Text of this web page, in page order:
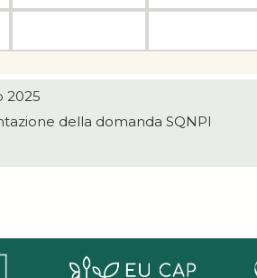
2025
della domanda SQNPI